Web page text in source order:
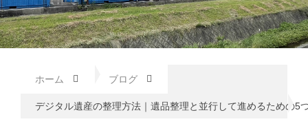
ホーム ブログ
デジタル遺産の整理方法｜遺品整理と並行して進めるための5